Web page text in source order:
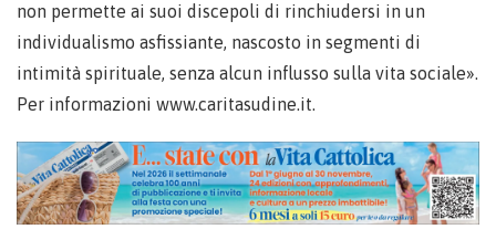
non permette ai suoi discepoli di rinchiudersi in un
individualismo asfissiante, nascosto in segmenti di
intimità spirituale, senza alcun influsso sulla vita sociale».
Per informazioni www.caritasudine.it.